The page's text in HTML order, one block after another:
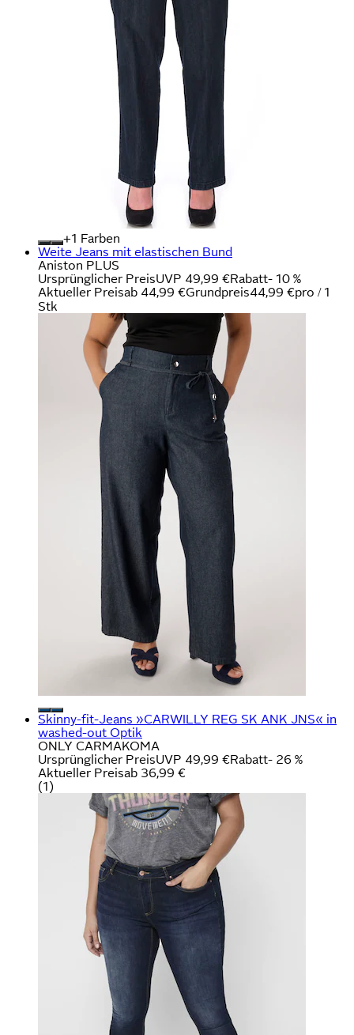
+
Farben
Weite Jeans mit elastischen Bund
Aniston PLUS
Ursprünglicher PreisUVP 49,99 €Rabatt- 10 %
Aktueller Preisab 44,99 €Grundpreis44,99 €pro / 1
Stk
Skinny-fit-Jeans »CARWILLY REG SK ANK JNS« in
washed-out Optik
ONLY CARMAKOMA
Ursprünglicher PreisUVP 49,99 €Rabatt- 26 %
Aktueller Preisab 36,99 €
(1)